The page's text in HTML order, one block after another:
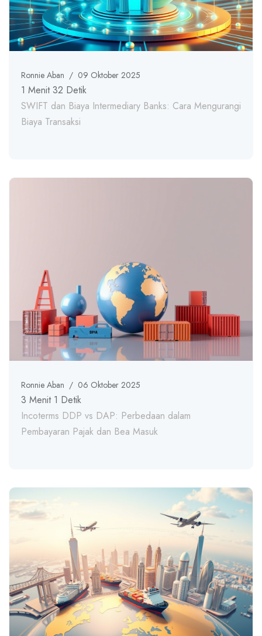
Ronnie Aban / 09 Oktober 2025
1 Menit 32 Detik
SWIFT dan Biaya Intermediary Banks: Cara Mengurangi
Biaya Transaksi
Ronnie Aban / 06 Oktober 2025
3 Menit 1 Detik
Incoterms DDP vs DAP: Perbedaan dalam
Pembayaran Pajak dan Bea Masuk